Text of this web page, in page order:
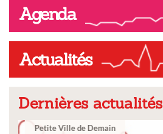
Agenda
Actualités
Dernières actualités